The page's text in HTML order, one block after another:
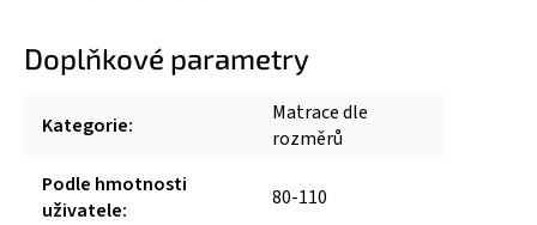
Doplňkové parametry
Kategorie:
Matrace dle
rozměrů
Podle hmotnosti
uživatele: 80-110